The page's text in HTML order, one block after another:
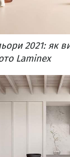
2021: як
Laminex